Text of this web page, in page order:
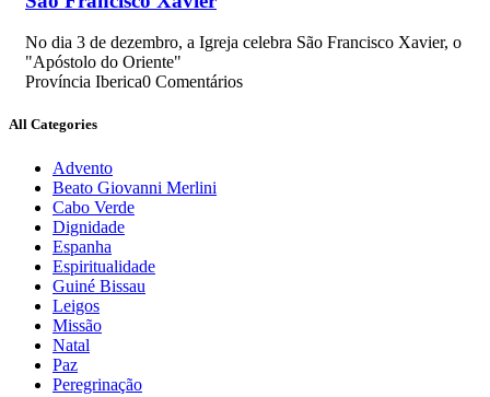
No dia 3 de dezembro, a Igreja celebra São Francisco Xavier, o
"Apóstolo do Oriente"
Província Iberica0 Comentários
All Categories
Advento
Beato Giovanni Merlini
Cabo Verde
Dignidade
Espanha
Espiritualidade
Guiné Bissau
Leigos
Missão
Natal
Paz
Peregrinação